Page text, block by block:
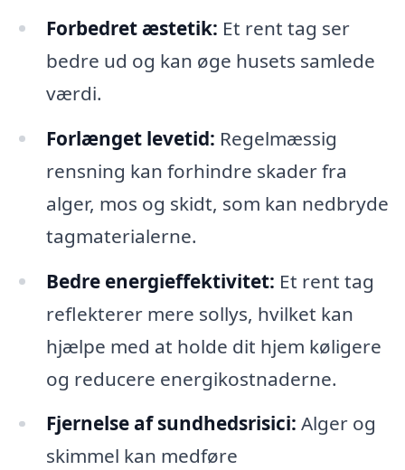
Forbedret æstetik: Et rent tag ser
bedre ud og kan øge husets samlede
værdi.
Forlænget levetid: Regelmæssig
rensning kan forhindre skader fra
alger, mos og skidt, som kan nedbryde
tagmaterialerne.
Bedre energieffektivitet: Et rent tag
reflekterer mere sollys, hvilket kan
hjælpe med at holde dit hjem køligere
og reducere energikostnaderne.
Fjernelse af sundhedsrisici: Alger og
skimmel kan medføre